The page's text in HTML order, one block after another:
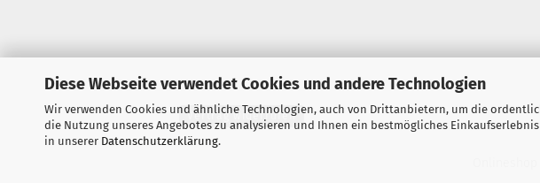
Diese Webseite verwendet Cookies und andere Technologien
Wir verwenden Cookies und ähnliche Technologien, auch von Drittanbietern, um die
die Nutzung unseres Angebotes zu analysieren und Ihnen ein bestmögliches
in unserer Datenschutzerklärung.
Vertrag widerrufen